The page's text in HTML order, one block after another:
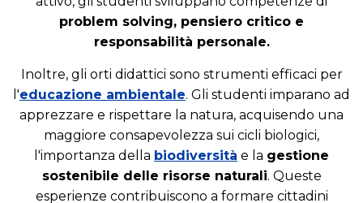
problem solving, pensiero critico e
responsabilità personale.
Inoltre, gli orti didattici sono strumenti efficaci per
l'educazione ambientale. Gli studenti imparano ad
apprezzare e rispettare la natura, acquisendo una
maggiore consapevolezza sui cicli biologici,
l'importanza della biodiversità e la gestione
sostenibile delle risorse naturali. Queste
esperienze contribuiscono a formare cittadini